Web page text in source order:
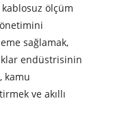
kablosuz ölçüm
sağlamak,
endüstrisinin
kamu
ve akıllı